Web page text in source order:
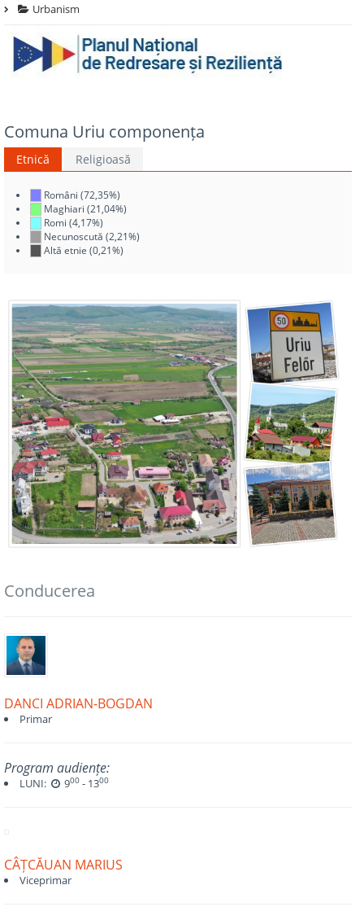
Urbanism
Comuna Uriu componența
Etnică Religioasă
Români (72,35%)
Maghiari (21,04%)
Romi (4,17%)
Necunoscută (2,21%)
Altă etnie (0,21%)
Conducerea
DANCI ADRIAN-BOGDAN
Primar
Program audiențe:
LUNI: 900 - 1300
CÂȚCĂUAN MARIUS
Viceprimar